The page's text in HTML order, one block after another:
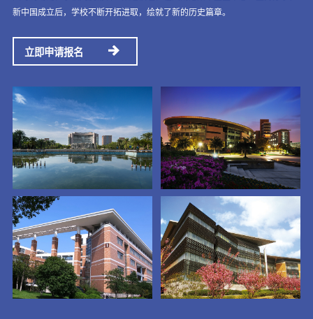
新中国成立后，学校不断开拓进取，绘就了新的历史篇章。
立即申请报名